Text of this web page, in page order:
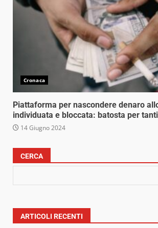
Cronaca
Piattaforma per nascondere denaro
individuata e bloccata: batosta per
14 Giugno 2024
CERCA
ARTICOLI RECENTI